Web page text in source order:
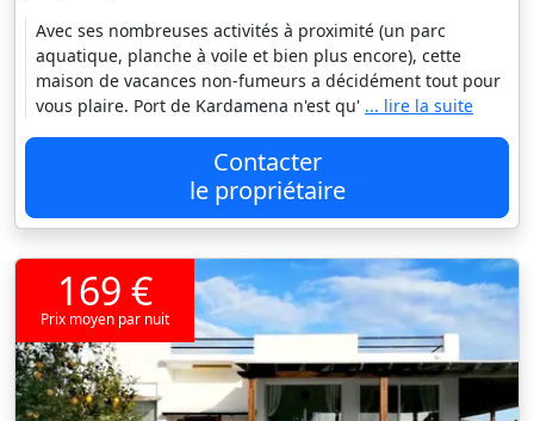
Avec ses nombreuses activités à proximité (un parc
aquatique, planche à voile et bien plus encore), cette
maison de vacances non-fumeurs a décidément tout pour
vous plaire. Port de Kardamena n'est qu' ... lire la suite
Contacter
le propriétaire
169 €
Prix moyen par nuit